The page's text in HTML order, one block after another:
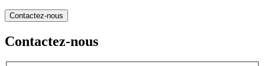
Contactez-nous
Contactez-nous